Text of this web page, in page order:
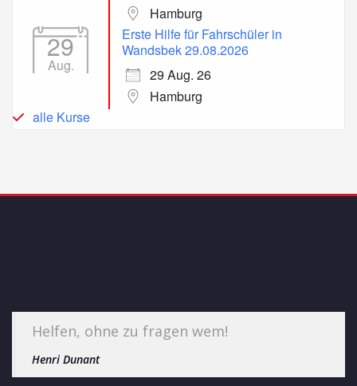
Hamburg
29
Aug.
Erste Hilfe für Fahrschüler in
Wandsbek 29.08.2026
29 Aug. 26
Hamburg
alle Kurse
Helfen, ohne zu fragen wem!
Henri Dunant